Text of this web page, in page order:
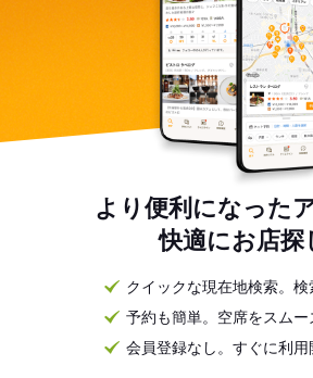
より便利になった
快適にお店探
クイックな現在地検索。検
予約も簡単。空席をスムー
会員登録なし。すぐに利用